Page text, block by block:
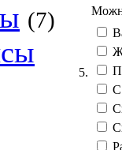
(7)
5.
С